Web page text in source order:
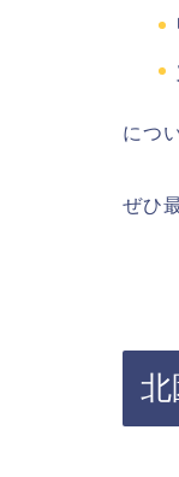
につ
ぜひ